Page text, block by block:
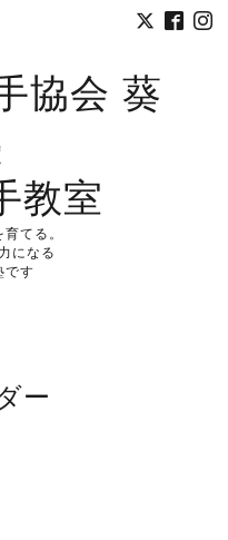
協会 葵
教室
てる。
になる
です
ー